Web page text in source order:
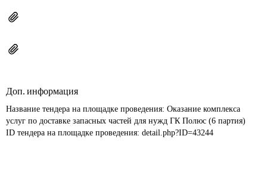
Доп. информация
Название тендера на площадке проведения: Оказание комплекса
услуг по доставке запасных частей для нужд ГК Полюс (6 партия)
ID тендера на площадке проведения: detail.php?ID=43244